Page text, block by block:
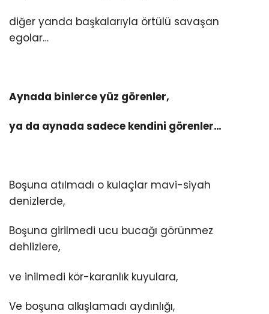
diğer yanda başkalarıyla örtülü savaşan
egolar…
Aynada binlerce yüz görenler,
ya da aynada sadece kendini görenler…
Boşuna atılmadı o kulaçlar mavi-siyah
denizlerde,
Boşuna girilmedi ucu bucağı görünmez
dehlizlere,
ve inilmedi kör-karanlık kuyulara,
Ve boşuna alkışlamadı aydınlığı,